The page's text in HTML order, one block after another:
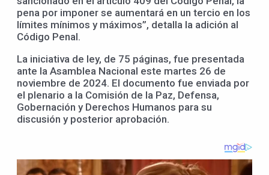
pena por imponer se aumentará en un tercio en los
límites mínimos y máximos”, detalla la adición al
Código Penal.
La iniciativa de ley, de 75 páginas, fue presentada
ante la Asamblea Nacional este martes 26 de
noviembre de 2024. El documento fue enviada por
el plenario a la Comisión de la Paz, Defensa,
Gobernación y Derechos Humanos para su
discusión y posterior aprobación.